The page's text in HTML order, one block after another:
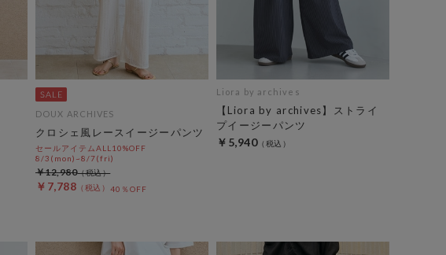
DOUX ARCHIVES
クロシェ風レースイージーパンツ
セールアイテムALL10%OFF
8/3(mon)~8/7(fri)
￥7,788 40％OFF
￥12,980
Liora by archives
【Liora by archives】ストライ
プイージーパンツ
￥5,940